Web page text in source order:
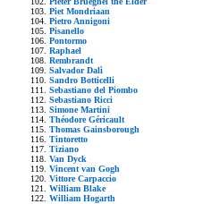
Piet Mondriaan
Pietro Annigoni
Pisanello
Pontormo
Raphael
Rembrandt
Salvador Dalì
Sandro Botticelli
Sebastiano del Piombo
Sebastiano Ricci
Simone Martini
Théodore Géricault
Thomas Gainsborough
Tintoretto
Tiziano
Van Dyck
Vincent van Gogh
Vittore Carpaccio
William Blake
William Hogarth